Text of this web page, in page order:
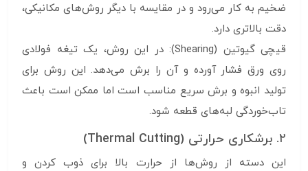
ضخیم به کار می‌رود و در مقایسه با دیگر روش‌های مکانیکی،
دقت بالاتری دارد.
قیچی گیوتین (Shearing): در این روش، یک تیغه فولادی
روی ورق فشار آورده و آن را برش می‌دهد. این روش برای
تولید انبوه و برش سریع مناسب است اما ممکن است باعث
تاب‌خوردگی لبه‌های قطعه شود.
۲. برشکاری حرارتی (Thermal Cutting)
این دسته از روش‌ها از حرارت بالا برای ذوب کردن و